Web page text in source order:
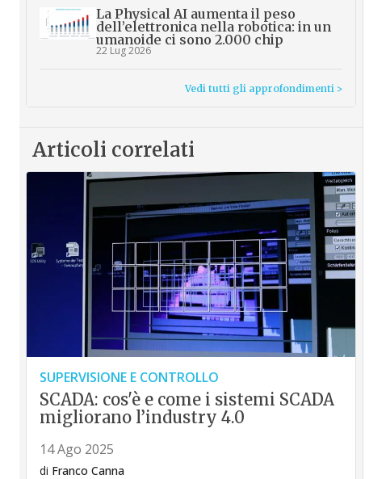
La Physical AI aumenta il peso
dell’elettronica nella robotica: in un
umanoide ci sono 2.000 chip
22 Lug 2026
Vedi tutti gli approfondimenti >
Articoli correlati
SUPERVISIONE E CONTROLLO
SCADA: cos'è e come i sistemi SCADA
migliorano l’industry 4.0
14 Ago 2025
di Franco Canna